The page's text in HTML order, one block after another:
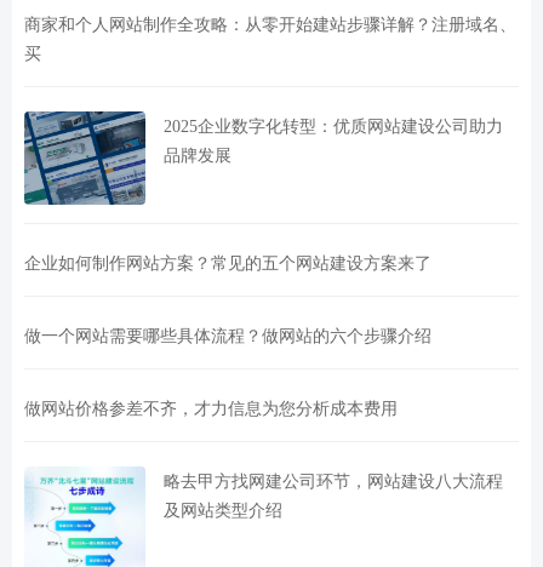
商家和个人网站制作全攻略：从零开始建站步骤详解？注册域名、
买
2025企业数字化转型：优质网站建设公司助力
品牌发展
企业如何制作网站方案？常见的五个网站建设方案来了
做一个网站需要哪些具体流程？做网站的六个步骤介绍
做网站价格参差不齐，才力信息为您分析成本费用
略去甲方找网建公司环节，网站建设八大流程
及网站类型介绍